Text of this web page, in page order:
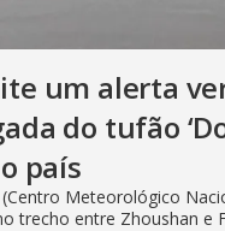
um alerta
do tufão
país
Meteorológico
trecho entre Zhoushan e